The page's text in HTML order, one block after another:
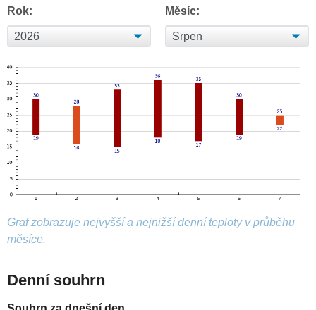
Rok: Měsíc:
Graf zobrazuje nejvyšší a nejnižší denní teploty v průběhu
měsíce.
Denní souhrn